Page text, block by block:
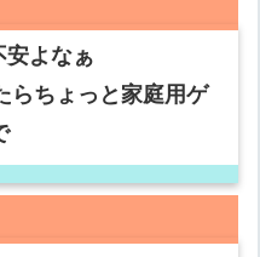
安よなぁ
らちょっと家庭用ゲ